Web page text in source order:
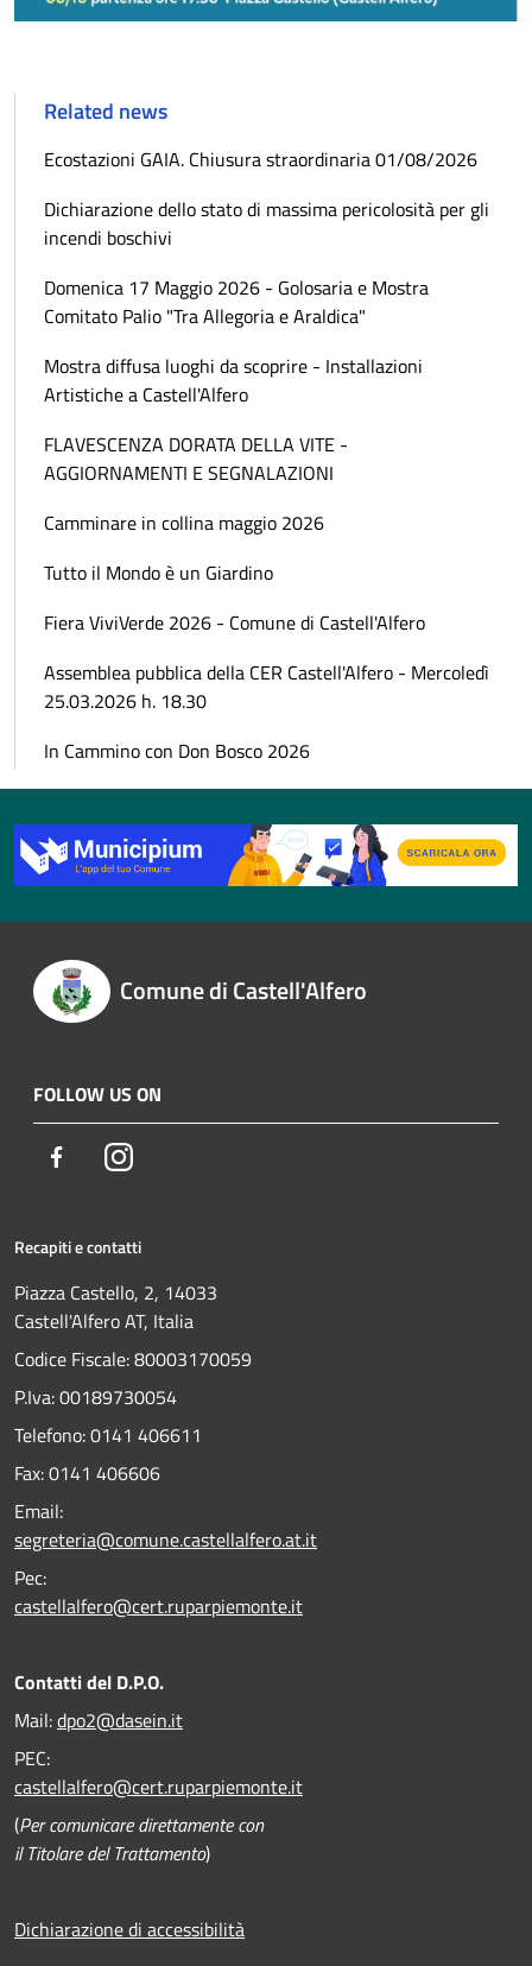
Related news
Ecostazioni GAIA. Chiusura straordinaria 01/08/2026
Dichiarazione dello stato di massima pericolosità per gli
incendi boschivi
Domenica 17 Maggio 2026 - Golosaria e Mostra
Comitato Palio "Tra Allegoria e Araldica"
Mostra diffusa luoghi da scoprire - Installazioni
Artistiche a Castell'Alfero
FLAVESCENZA DORATA DELLA VITE -
AGGIORNAMENTI E SEGNALAZIONI
Camminare in collina maggio 2026
Tutto il Mondo è un Giardino
Fiera ViviVerde 2026 - Comune di Castell'Alfero
Assemblea pubblica della CER Castell'Alfero - Mercoledì
25.03.2026 h. 18.30
In Cammino con Don Bosco 2026
Comune di Castell'Alfero
FOLLOW US ON
FacebookInstagram
Recapiti e contatti
Piazza Castello, 2, 14033
Castell'Alfero AT, Italia
Codice Fiscale: 80003170059
P.Iva: 00189730054
Telefono:0141 406611
Fax:0141 406606
Email:
segreteria@comune.castellalfero.at.it
Pec:
castellalfero@cert.ruparpiemonte.it
Contatti del D.P.O.
Mail:dpo2@dasein.it
PEC:
castellalfero@cert.ruparpiemonte.it
(Per comunicare direttamente con
il Titolare del Trattamento)
Dichiarazione di accessibilità